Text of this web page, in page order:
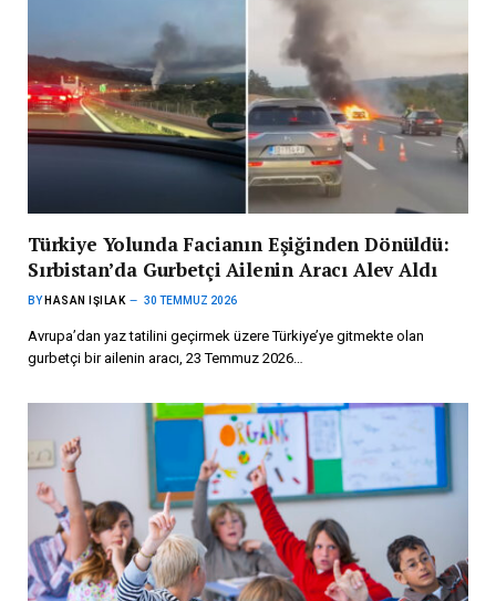
Türkiye Yolunda Facianın Eşiğinden Dönüldü:
Sırbistan’da Gurbetçi Ailenin Aracı Alev Aldı
BY HASAN IŞILAK 30 TEMMUZ 2026
Avrupa’dan yaz tatilini geçirmek üzere Türkiye’ye gitmekte olan
gurbetçi bir ailenin aracı, 23 Temmuz 2026…